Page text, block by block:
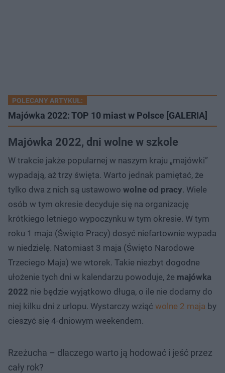
POLECANY ARTYKUŁ:
Majówka 2022: TOP 10 miast w Polsce [GALERIA]
Majówka 2022, dni wolne w szkole
W trakcie jakże popularnej w naszym kraju „majówki”
wypadają, aż trzy święta. Warto jednak pamiętać, że
tylko dwa z nich są ustawowo wolne od pracy. Wiele
osób w tym okresie decyduje się na organizację
krótkiego letniego wypoczynku w tym okresie. W tym
roku 1 maja (Święto Pracy) dosyć niefartownie wypada
w niedzielę. Natomiast 3 maja (Święto Narodowe
Trzeciego Maja) we wtorek. Takie niezbyt dogodne
ułożenie tych dni w kalendarzu powoduje, że majówka
2022 nie będzie wyjątkowo długa, o ile nie dodamy do
niej kilku dni z urlopu. Wystarczy wziąć wolne 2 maja by
cieszyć się 4-dniowym weekendem.
Rzeżucha – dlaczego warto ją hodować i jeść przez
cały rok?